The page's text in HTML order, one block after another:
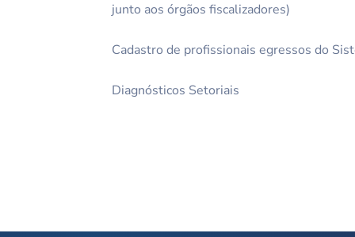
junto aos órgãos fiscalizadores)
Cadastro de profissionais egressos do
Diagnósticos Setoriais